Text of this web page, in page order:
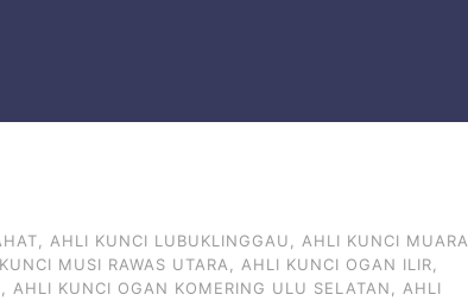
AHLI KUNCI LUBUKLINGGAU
AHLI KUNCI MUARA
MUSI RAWAS UTARA AHLI KUNCI OGAN ILIR
AHLI KUNCI OGAN KOMERING ULU SELATAN
AHLI